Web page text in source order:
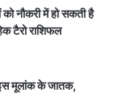
नौकरी में हो सकती है
टैरो राशिफल
मूलांक के जातक,